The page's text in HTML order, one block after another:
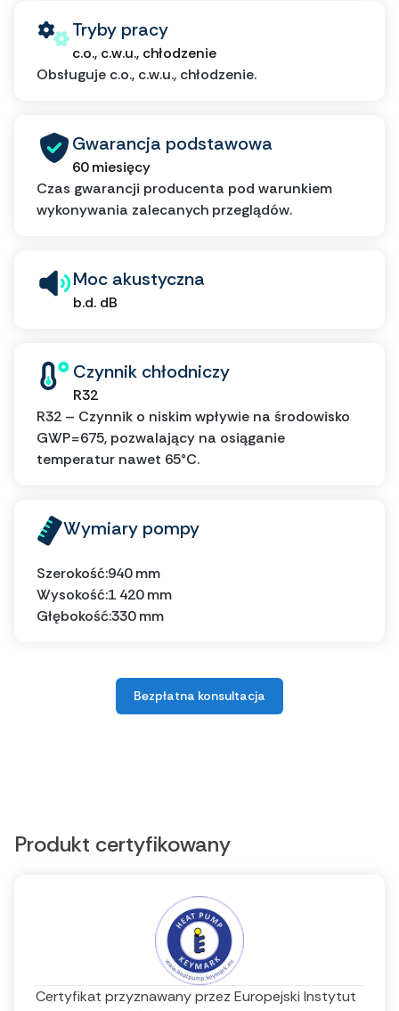
Tryby pracy
c.o., c.w.u., chłodzenie
Obsługuje c.o., c.w.u., chłodzenie.
Gwarancja podstawowa
60 miesięcy
Czas gwarancji producenta pod warunkiem
wykonywania zalecanych przeglądów.
Moc akustyczna
b.d. dB
Czynnik chłodniczy
R32
R32 – Czynnik o niskim wpływie na środowisko
GWP=675, pozwalający na osiąganie
temperatur nawet 65°C.
Wymiary pompy
Szerokość:940 mm
Wysokość:1 420 mm
Głębokość:330 mm
Bezpłatna konsultacja
Produkt certyfikowany
Certyfikat przyznawany przez Europejski Instytut